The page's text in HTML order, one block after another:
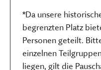
*Da unsere
begrenzten Platz
Personen geteilt.
einzelnen
liegen, gilt die